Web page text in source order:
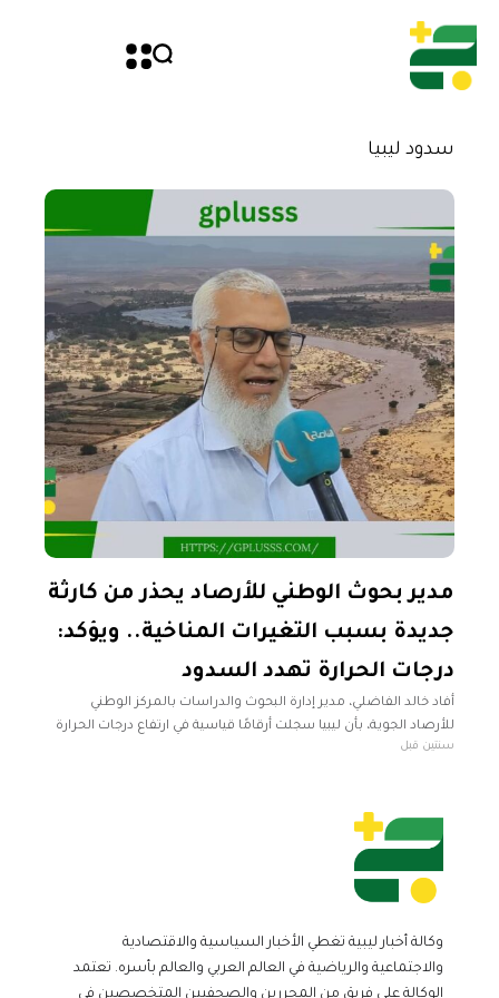
سدود ليبيا
مدير بحوث الوطني للأرصاد يحذر من كارثة
جديدة بسبب التغيرات المناخية.. ويؤكد:
درجات الحرارة تهدد السدود
أفاد خالد الفاضلي، مدير إدارة البحوث والدراسات بالمركز الوطني
للأرصاد الجوية، بأن ليبيا سجلت أرقامًا قياسية في ارتفاع درجات الحرارة
سنتين قبل
وكالة أخبار ليبية تغطي الأخبار السياسية والاقتصادية
والاجتماعية والرياضية في العالم العربي والعالم بأسره. تعتمد
الوكالة على فريق من المحررين والصحفيين المتخصصين في